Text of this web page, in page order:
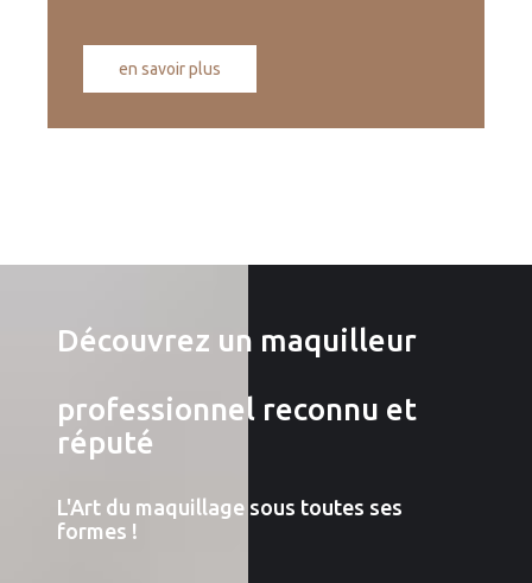
en savoir plus
Découvrez un maquilleur
professionnel reconnu et
réputé
L'Art du maquillage sous toutes ses
formes !